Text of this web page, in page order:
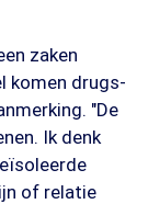
zaken
komen drugs-
"De
Ik denk
of relatie